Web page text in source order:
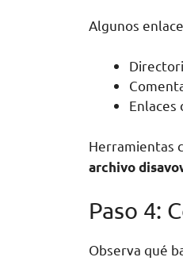
Algunos
Enlaces
Herramientas
archivo
Paso 4:
Observa qué